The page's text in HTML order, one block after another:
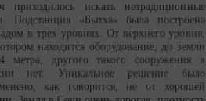
приходилось искать нетрадиционные
Подстанция «Бытха» была построена
в трех уровнях. От верхнего уровня,
находится оборудование, до земли
метра, другого такого сооружения в
нет. Уникальное решение было
как говорится, не от хорошей